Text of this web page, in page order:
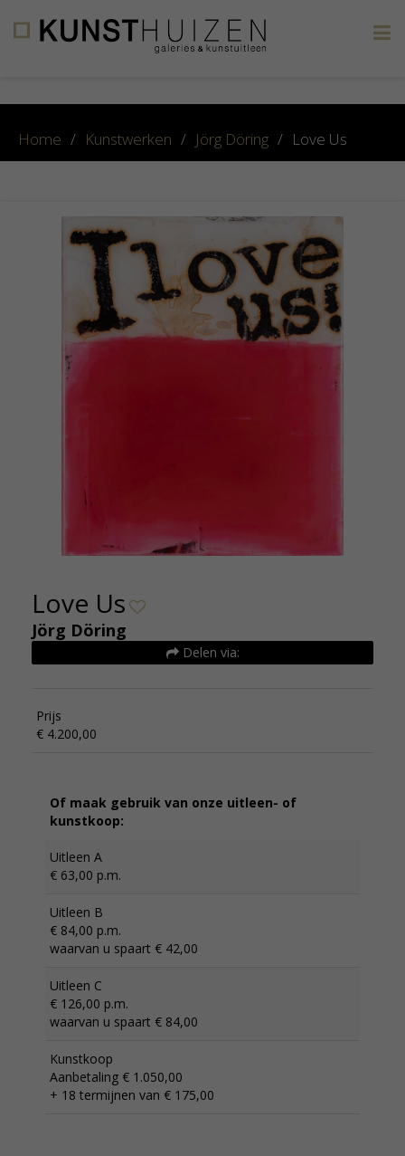
Home / Kunstwerken / Jörg Döring / Love Us
Love Us
Jörg Döring
Delen via:
Prijs
€ 4.200,00
Of maak gebruik van onze uitleen- of
kunstkoop:
Uitleen A
€ 63,00 p.m.
Uitleen B
€ 84,00 p.m.
waarvan u spaart € 42,00
Uitleen C
€ 126,00 p.m.
waarvan u spaart € 84,00
Kunstkoop
Aanbetaling € 1.050,00
+ 18 termijnen van € 175,00